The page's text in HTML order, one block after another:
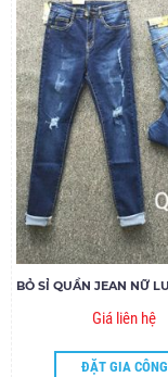
Giá liên hệ
ĐẶT GIA CÔNG